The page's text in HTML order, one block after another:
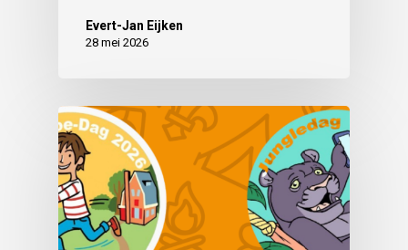
Evert-Jan Eijken
28 mei 2026